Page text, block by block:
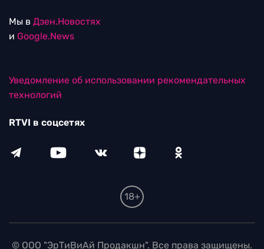
Мы в Дзен.Новостях
и Google.News
Уведомление об использовании рекомендательных
технологий
RTVI в соцсетях
18+
© ООО "ЭрТиВиАй Продакшн". Все права защищены.